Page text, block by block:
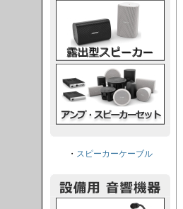
・ スピーカーケーブル